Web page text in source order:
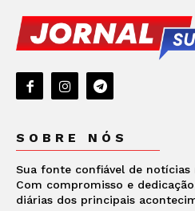
SOBRE NÓS
Sua fonte confiável de notícias
Com compromisso e
diárias dos principais